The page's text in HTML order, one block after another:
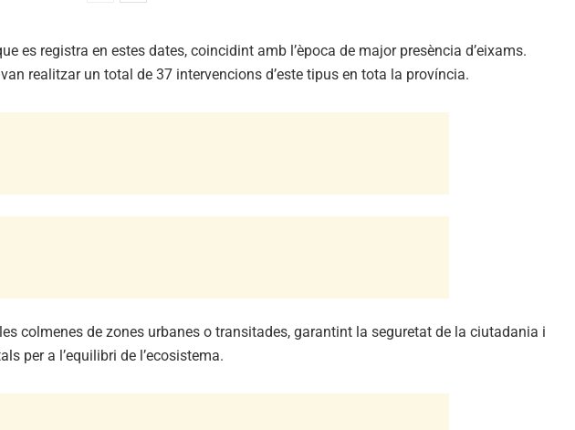
es registra en estes dates, coincidint amb l’època de major presència d’eixams.
realitzar un total de 37 intervencions d’este tipus en tota la província.
colmenes de zones urbanes o transitades, garantint la seguretat de la ciutadania i
per a l’equilibri de l’ecosistema.